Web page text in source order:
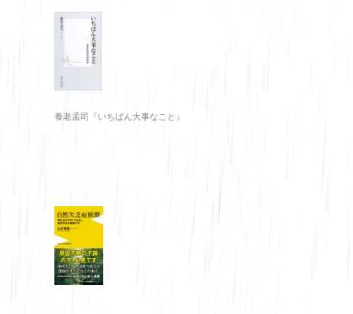
養老孟司『いちばん大事なこと』